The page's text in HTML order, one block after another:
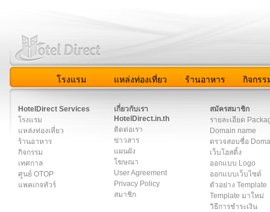
โรงแรม แหล่งท่องเที่ยว ร้านอาหาร กิจกรร
HotelDirect Services
โรงแรม
แหล่งท่องเที่ยว
ร้านอาหาร
กิจกรรม
เทศกาล
ศูนย์ OTOP
แพคเกจทัวร์
เกี่ยวกับเรา
HotelDirect.in.th
ติดต่อเรา
ข่าวสาร
แผนผัง
โฆษณา
User Agreement
Privacy Policy
สมาชิก
สมัครสมาชิก
รายละเอียด
Domain name
ตรวจสอบชื่อ
เว็บโฮสติ้ง
ออกแบบ Logo
ออกแบบเว็บไซต์
ตัวอย่าง Template
Template มาใหม่
วิธีการชำระเงิน